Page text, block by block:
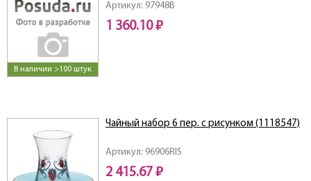
В наличии >100 штук
Артикул: 97948B
1 360.10 ₽
Артикул: 96906RIS
Чайный набор 6 пер. с рисунком (1118547)
2 415.67 ₽